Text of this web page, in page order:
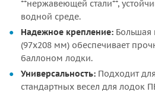
**нержавеющей стали**,
водной среде.
Надежное крепление: Большая
(97х208 мм) обеспечивает
баллоном лодки.
Универсальность: Подходит
стандартных весел для лодок